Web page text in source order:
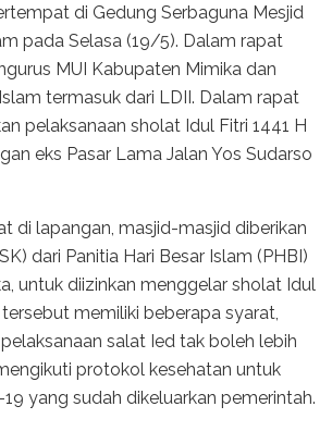
di Gedung Serbaguna Mesjid
pada Selasa (19/5). Dalam rapat
MUI Kabupaten Mimika dan
termasuk dari LDII. Dalam rapat
pelaksanaan sholat Idul Fitri 1441 H
eks Pasar Lama Jalan Yos Sudarso
di lapangan, masjid-masjid diberikan
dari Panitia Hari Besar Islam (PHBI)
untuk diizinkan menggelar sholat Idul
memiliki beberapa syarat,
salat Ied tak boleh lebih
protokol kesehatan untuk
yang sudah dikeluarkan pemerintah.